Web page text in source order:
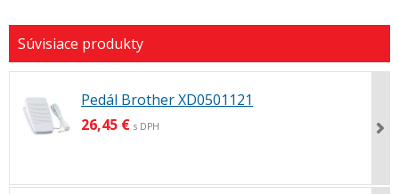
Pedál Brother XD0501121
26,45 € s DPH